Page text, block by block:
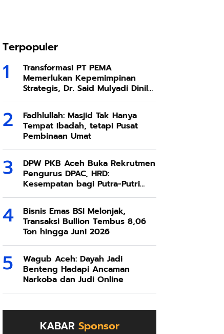
Terpopuler
Transformasi PT PEMA
Memerlukan Kepemimpinan
Strategis, Dr. Said Mulyadi Dinilai
Memenuhi Kriteria
Fadhlullah: Masjid Tak Hanya
Tempat Ibadah, tetapi Pusat
Pembinaan Umat
DPW PKB Aceh Buka Rekrutmen
Pengurus DPAC, HRD:
Kesempatan bagi Putra-Putri
Terbaik Aceh
Bisnis Emas BSI Melonjak,
Transaksi Bullion Tembus 8,06
Ton hingga Juni 2026
Wagub Aceh: Dayah Jadi
Benteng Hadapi Ancaman
Narkoba dan Judi Online
KABAR Sponsor